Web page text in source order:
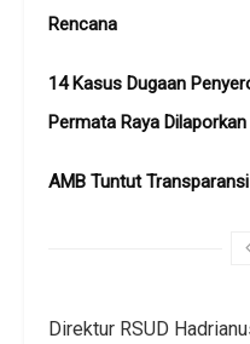
Rencana
14 Kasus Dugaan
Permata Raya Dilaporkan
AMB Tuntut
Direktur RSUD